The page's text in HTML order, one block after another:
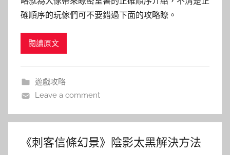
確順序的玩傢們可不要錯過下面的攻略瞭。
閱讀原文
遊戲攻略
Leave a comment
《刺客信條幻景》陰影太黑解決方法